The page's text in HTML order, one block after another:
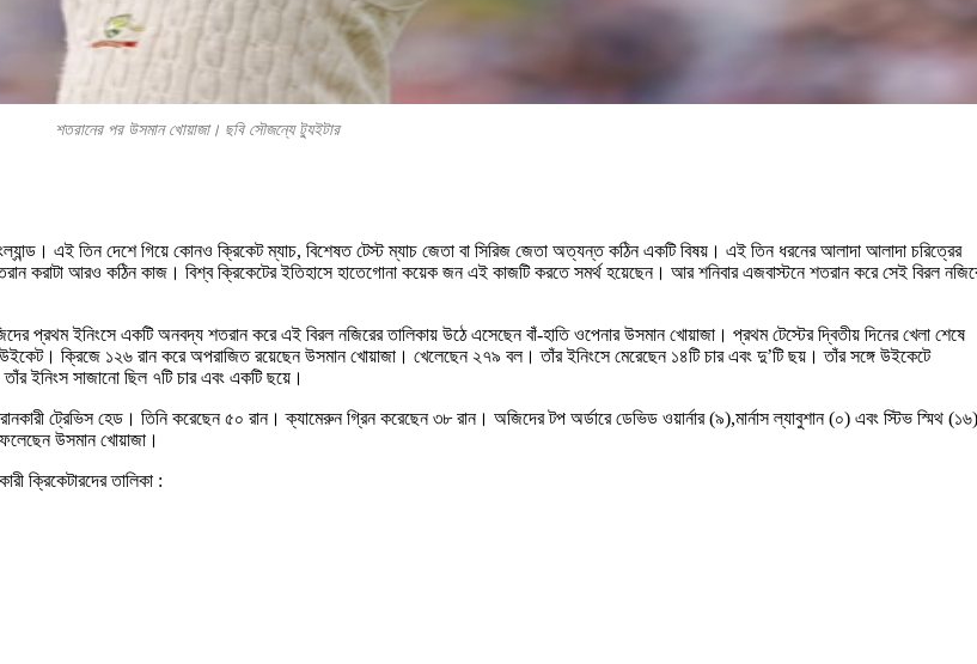
শতরানের পর উসমান খোয়াজা। ছবি সৌজন্যে ট্যুইটার
এই তিন দেশে গিয়ে কোনও ক্রিকেট ম্যাচ, বিশেষত টেস্ট ম্যাচ জেতা বা সিরিজ জেতা অত্যন্ত কঠিন একটি বিষয়। এই তিন ধরনের আলাদা আলাদা চরিত্রের
করাটা আরও কঠিন কাজ। বিশ্ব ক্রিকেটের ইতিহাসে হাতেগোনা কয়েক জন এই কাজটি করতে সমর্থ হয়েছেন। আর শনিবার এজবাস্টনে শতরান করে সেই বিরল
প্রথম ইনিংসে একটি অনবদ্য শতরান করে এই বিরল নজিরের তালিকায় উঠে এসেছেন‌ বাঁ-হাতি ওপেনার উসমান খোয়াজা। প্রথম টেস্টের দ্বিতীয় দিনের খেলা শেষে
ক্রিজে ১২৬ রান করে অপরাজিত রয়েছেন উসমান খোয়াজা। খেলেছেন ২৭৯ বল। তাঁর ইনিংসে মেরেছেন ১৪টি চার এবং দু’টি ছয়। তাঁর সঙ্গে উইকেটে
ইনিংস সাজানো ছিল ৭টি চার এবং একটি ছয়ে।
ট্রেভিস হেড। তিনি করেছেন ৫০ রান। ক্যামেরুন গ্রিন করেছেন ৩৮ রান। অজিদের টপ অর্ডারে ডেভিড ওয়ার্নার (৯),মার্নাস ল্যাবুশান (০) এবং স্টিভ স্মিথ (১৬)
উসমান খোয়াজা।
ক্রিকেটারদের তালিকা :